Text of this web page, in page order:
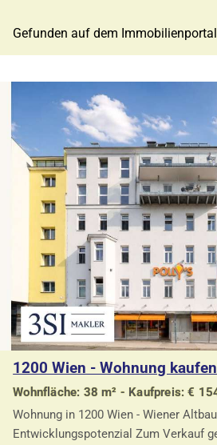
Gefunden auf dem
1200 Wien - Wohnung kaufen
Wohnfläche: 38 m² - Kaufpreis: €
Wohnung in 1200 Wien - Wiener
Entwicklungspotenzial Zum Verkauf